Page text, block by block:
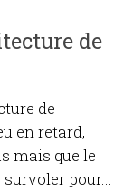
de
de
en retard,
mais que le
pour...